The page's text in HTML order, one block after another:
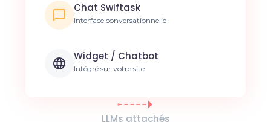
Chat Swiftask
Interface conversationnelle
Widget / Chatbot
Intégré sur votre site
LLMs attachés